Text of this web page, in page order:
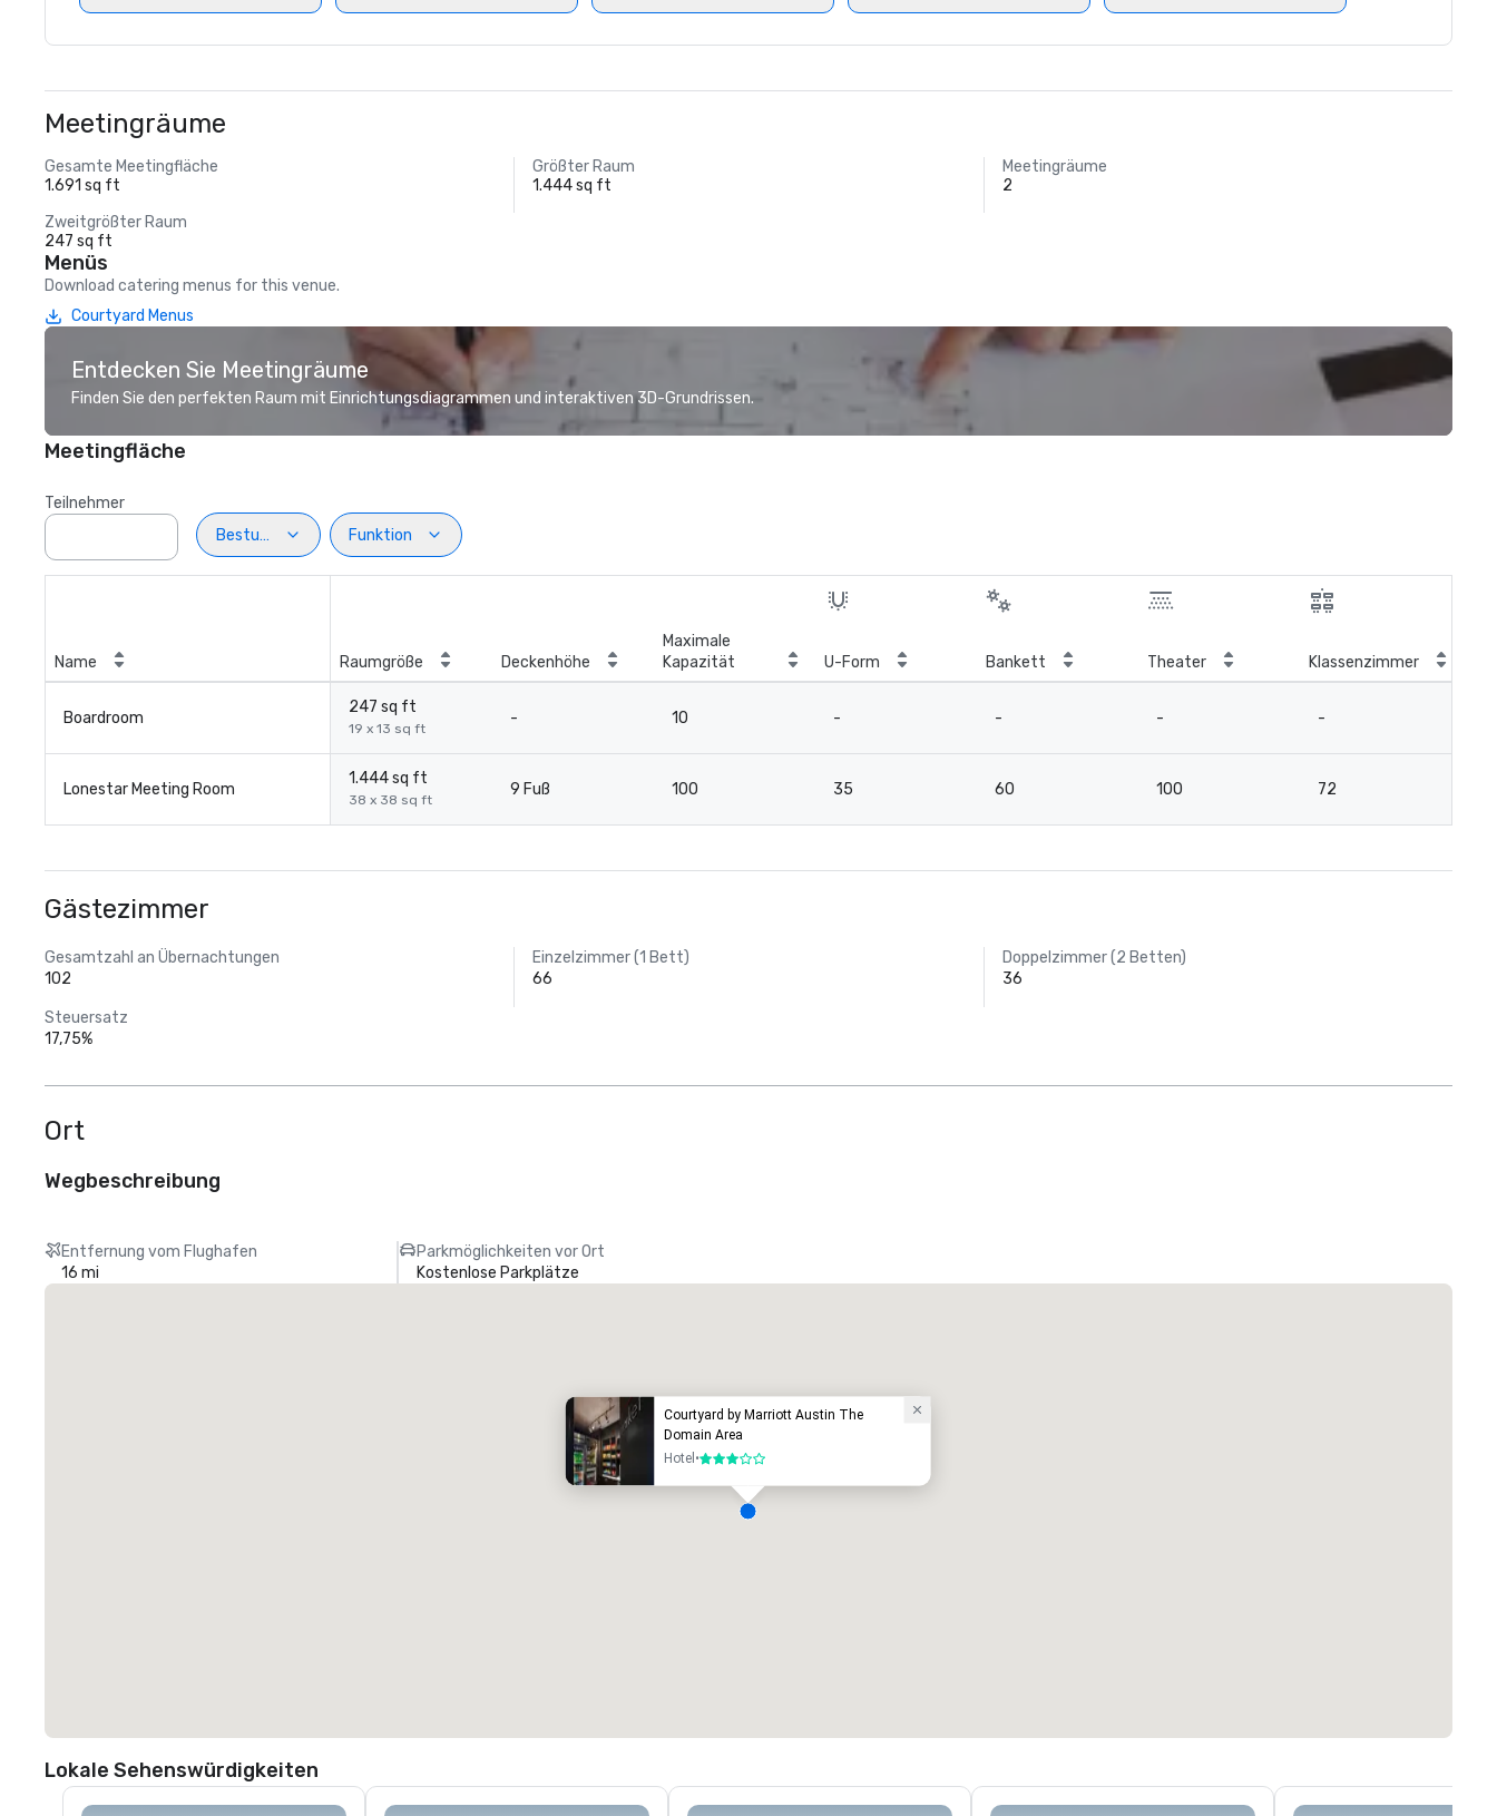
Meetingräume
Gesamte Meetingfläche
1.691 sq ft
Größter Raum
1.444 sq ft
Meetingräume
2
Zweitgrößter Raum
247 sq ft
Menüs
Download catering menus for this venue.
Courtyard Menus
Entdecken Sie Meetingräume
Finden Sie den perfekten Raum mit Einrichtungsdiagrammen und interaktiven 3D-Grundrissen.
Meetingfläche
Teilnehmer
Bestuhlung
Funktion
Name Raumgröße Deckenhöhe
Maximale
Kapazität
U-Form Bankett Theater Klassenzimmer
Boardroom
247 sq ft
19 x 13 sq ft
- 10 - - - -
Lonestar Meeting Room
1.444 sq ft
38 x 38 sq ft
9 Fuß 100 35 60 100 72
Gästezimmer
Gesamtzahl an Übernachtungen
102
Einzelzimmer (1 Bett)
66
Doppelzimmer (2 Betten)
36
Steuersatz
17,75%
Ort
Wegbeschreibung
Entfernung vom Flughafen
16 mi
Parkmöglichkeiten vor Ort
Kostenlose Parkplätze
Courtyard by Marriott Austin The
Domain Area
Hotel •3 von 5
Lokale Sehenswürdigkeiten